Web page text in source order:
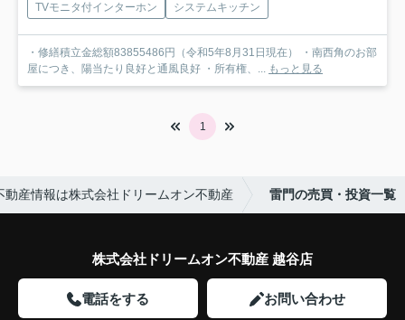
TVモニタ付インターホン
システムキッチン
・修繕積立金総額83855486円（令和5年8月31日現在） ・南西角のお部
屋につき、陽当たり良好と通風良好 ・所有権、... もっと見る
1
動産情報は株式会社ドリームオン不動産 雷門の売買・投資一覧
株式会社ドリームオン不動産 越谷店
電話をする お問い合わせ